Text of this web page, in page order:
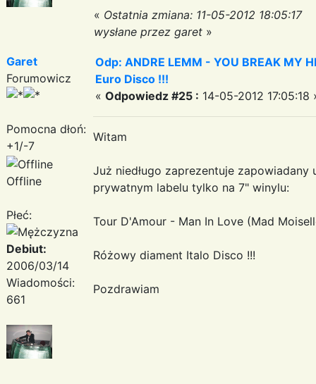
« Ostatnia zmiana: 11-05-2012 18:05:17
wysłane przez garet »
Garet
Forumowicz
Pomocna dłoń:
+1/-7
Offline
Płeć:
Debiut:
2006/03/14
Wiadomości:
661
Odp: ANDRE LEMM - YOU BREAK MY
Euro Disco !!!
« Odpowiedz #25 : 14-05-2012 17:05:18
Witam
Już niedługo zaprezentuje
prywatnym labelu tylko na 7" winylu:
Tour D'Amour - Man In Love (Mad
Różowy diament Italo Disco !!!
Pozdrawiam